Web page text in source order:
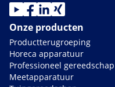
Onze producten
Productterugroeping
Horeca apparatuur
Professioneel gereedschap
Meetapparatuur